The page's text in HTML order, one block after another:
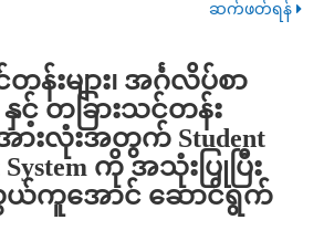
ဆက်ဖတ်ရန်
းများ၊ အင်္ဂလိပ်စာ
နှင့် တခြားသင်တန်း
အားလုံးအတွက် Student
System ကို အသုံးပြုပြီး
ယ်ကူအောင် ဆောင်ရွက်